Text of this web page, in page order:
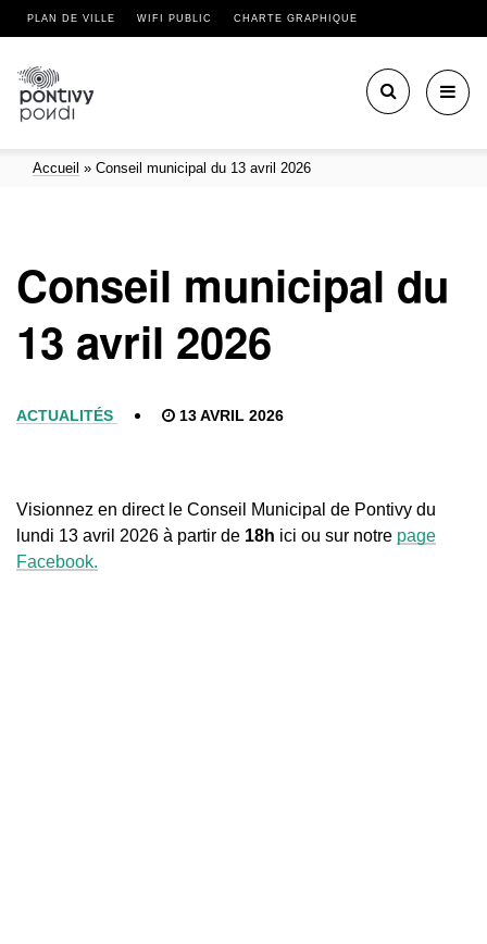
PLAN DE VILLE WIFI PUBLIC CHARTE GRAPHIQUE
Accueil » Conseil municipal du 13 avril 2026
Conseil municipal du
13 avril 2026
ACTUALITÉS 13 AVRIL 2026
Visionnez en direct le Conseil Municipal de Pontivy du
lundi 13 avril 2026 à partir de 18h ici ou sur notre page
Facebook.